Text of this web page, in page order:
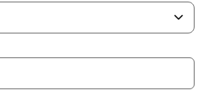
chevron_right